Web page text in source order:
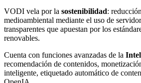
VODI vela por la sostenibilidad:
medioambiental mediante el uso de
transparentes que apuestan por los
renovables.
Cuenta con funciones avanzadas de la
recomendación de contenidos,
inteligente, etiquetado automático de